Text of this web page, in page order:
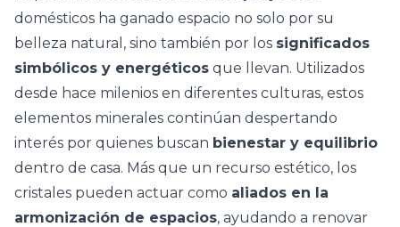
domésticos ha ganado espacio no solo por su
belleza natural, sino también por los significados
simbólicos y energéticos que llevan. Utilizados
desde hace milenios en diferentes culturas, estos
elementos minerales continúan despertando
interés por quienes buscan bienestar y equilibrio
dentro de casa. Más que un recurso estético, los
cristales pueden actuar como aliados en la
armonización de espacios, ayudando a renovar